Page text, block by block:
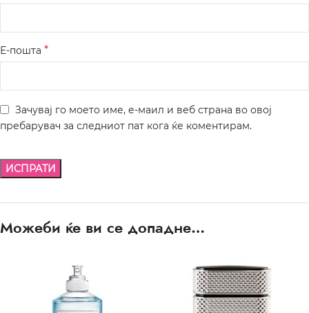
Е-пошта *
Зачувај го моето име, е-маил и веб страна во овој
пребарувач за следниот пат кога ќе коментирам.
Можеби ќе ви се допадне…